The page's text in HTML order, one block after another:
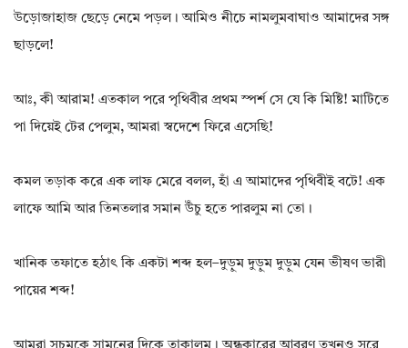
উড়োজাহাজ ছেড়ে নেমে পড়ল। আমিও নীচে নামলুমবাঘাও আমাদের সঙ্গ
ছাড়লে!
আঃ, কী আরাম! এতকাল পরে পৃথিবীর প্রথম স্পর্শ সে যে কি মিষ্টি! মাটিতে
পা দিয়েই টের পেলুম, আমরা স্বদেশে ফিরে এসেছি!
কমল তড়াক করে এক লাফ মেরে বলল, হাঁ এ আমাদের পৃথিবীই বটে! এক
লাফে আমি আর তিনতলার সমান উঁচু হতে পারলুম না তো।
খানিক তফাতে হঠাৎ কি একটা শব্দ হল–দুড়ুম দুড়ুম দুড়ুম যেন ভীষণ ভারী
পায়ের শব্দ!